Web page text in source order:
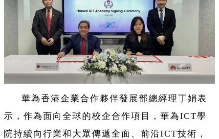
華為香港企業合作夥伴發展部總經理丁娟表
示，作為面向全球的校企合作項目，華為ICT學
院持續向行業和大眾傳遞全面、前沿ICT技術，